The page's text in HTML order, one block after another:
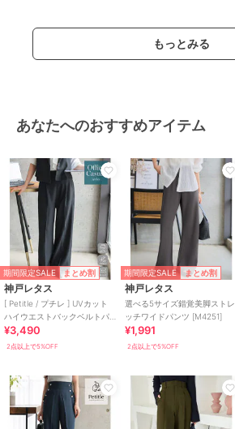
もっとみる
あなたへのおすすめアイテム
期間限定SALE まとめ割
神戸レタス
[ Petitle / プチレ ] UVカット
ハイウエストバックベルトパ
ンツ [M4422]
¥3,490
2点以上で5%OFF
期間限定SALE まとめ割
神戸レタス
選べる5サイズ錯覚美脚ストレ
ッチワイドパンツ [M4251]
¥1,991
2点以上で5%OFF